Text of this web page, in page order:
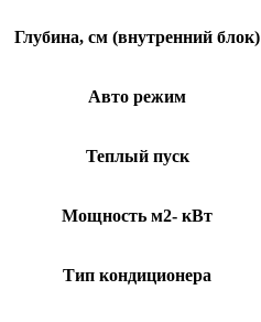
Глубина, см (внутренний блок)
Авто режим
Теплый пуск
Мощность м2- кВт
Тип кондиционера